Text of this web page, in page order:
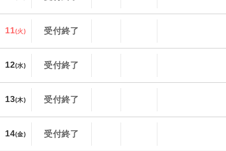
11(火) 受付終了
12(水) 受付終了
13(木) 受付終了
14(金) 受付終了